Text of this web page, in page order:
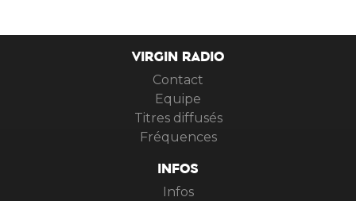
VIRGIN RADIO
Contact
Equipe
Titres diffusés
Fréquences
INFOS
Infos